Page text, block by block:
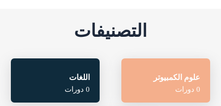
التصنيفات
علوم الكمبيوتر
0 دورات
اللغات
0 دورات